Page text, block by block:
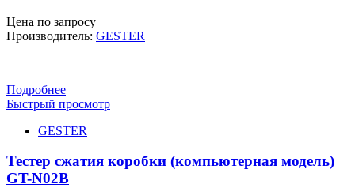
Цена по запросу
Производитель: GESTER
Подробнее
Быстрый просмотр
GESTER
Тестер сжатия коробки (компьютерная модель)
GT-N02B